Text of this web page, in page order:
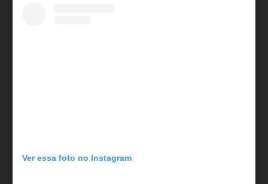
Ver essa foto no Instagram